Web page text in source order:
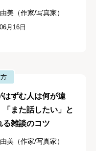
美（作家/写真家）
月16日
はずむ人は何が違
また話したい」と
る雑談のコツ
美（作家/写真家）